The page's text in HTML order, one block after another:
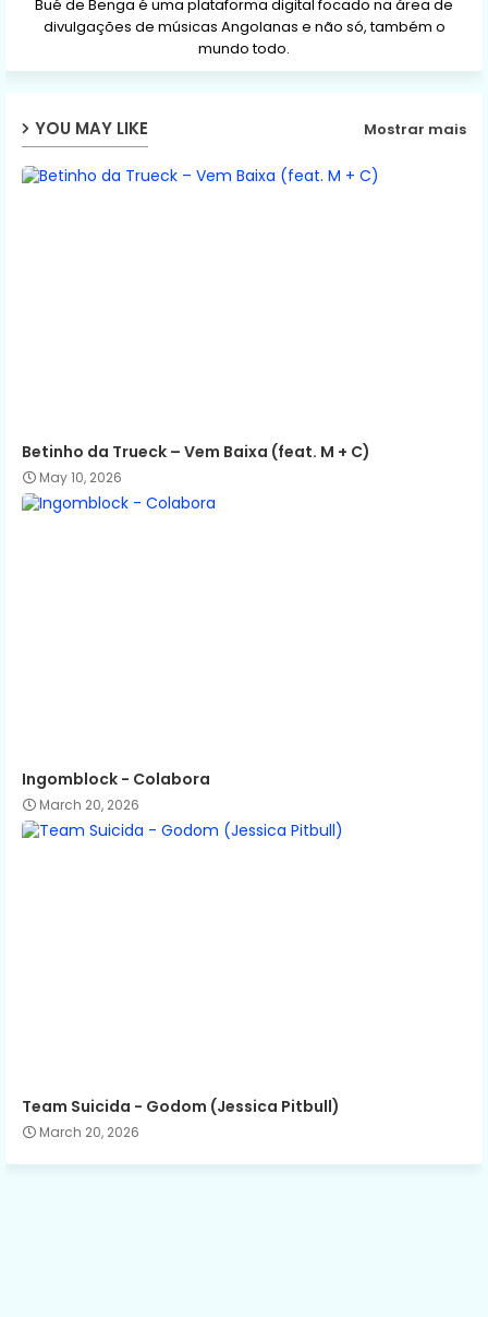
Bué de Benga é uma plataforma digital focado na área de
divulgações de músicas Angolanas e não só, também o
mundo todo.
YOU MAY LIKE Mostrar mais
Betinho da Trueck – Vem Baixa (feat. M + C)
May 10, 2026
Ingomblock - Colabora
March 20, 2026
Team Suicida - Godom (Jessica Pitbull)
March 20, 2026